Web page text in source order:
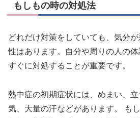
もしもの時の対処法
どれだけ対策をしていても、気分
性はあります。自分や周りの人の体
すぐに対処することが重要です。
熱中症の初期症状には、めまい、
気、大量の汗などがあります。 も